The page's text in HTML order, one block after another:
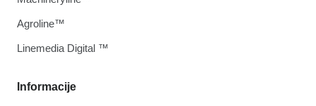
Informacije
Agroline™
Linemedia Digital ™